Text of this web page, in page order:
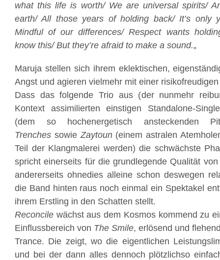
what this life is worth/ We are universal spirits/
earth/ All those years of holding back/ It’s only
Mindful of our differences/ Respect wants
know this/ But they’re afraid to make a sound.„
Maruja stellen sich ihrem eklektischen,
Angst und agieren vielmehr mit einer
Dass das folgende Trio aus (der nunmehr
Kontext assimilierten einstigen Standalone-
(dem so hochenergetisch ansteckenden Pit-
Trenches sowieZaytoun(einem astralen
Teil der Klangmalerei werden) die schwächste
spricht einerseits für die grundlegende Qualität
andererseits ohnedies alleine schon deswegen
die Band hinten raus noch einmal ein Spektakel
ihrem Erstling in den Schatten stellt.
Reconcile wächst aus dem Kosmos kommend zu
Einflussbereich von The Smile, erlösend und
Trance. Die zeigt, wo die eigentlichen
und bei der dann alles dennoch plötzlichso